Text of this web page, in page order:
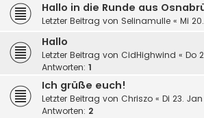
Hallo in die Runde aus
Letzter Beitrag von Selinamulle « Mi
Hallo
Letzter Beitrag von CidHighwind « Do
Antworten: 1
Ich grüße euch!
Letzter Beitrag von Chriszo « Di 23.
Antworten: 2